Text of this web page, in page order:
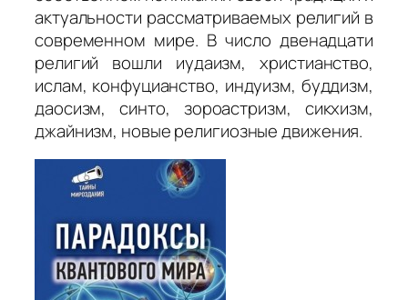
актуальности рассматриваемых религий в
современном мире. В число двенадцати
религий вошли иудаизм, христианство,
ислам, конфуцианство, индуизм, буддизм,
даосизм, синто, зороастризм, сикхизм,
джайнизм, новые религиозные движения.